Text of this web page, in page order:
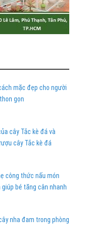
mặc đẹp cho người
gọn
cây Tắc kè đá và
cây Tắc kè đá
công thức nấu món
bé tăng cân nhanh
nha đam trong phòng